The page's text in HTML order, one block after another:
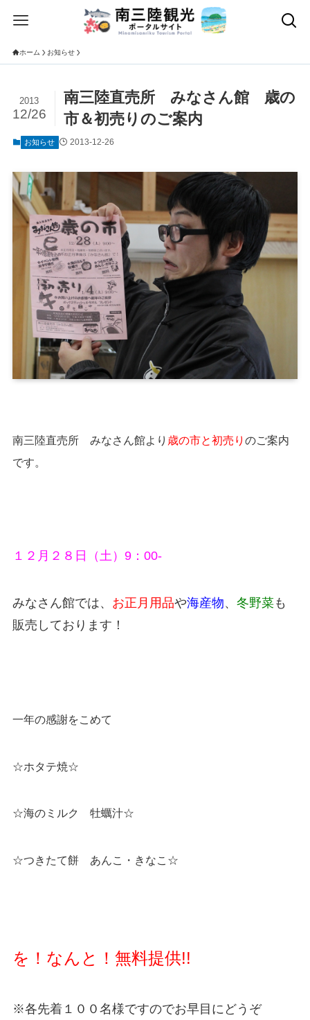
ホーム お知らせ
南三陸直売所 みなさん館 歳の
市＆初売りのご案内
2013
12/26
お知らせ 2013-12-26
南三陸直売所 みなさん館より 歳の市と初売り のご案内
です。
１２月２８日（土）9：00-
みなさん館では、 お正月用品や海産物、 冬野菜 も
販売しております！
一年の感謝をこめて
☆ホタテ焼☆
☆海のミルク 牡蠣汁☆
☆つきたて餅 あんこ・きなこ☆
を！なんと！無料提供!!
※各先着１００名様ですのでお早目にどうぞ